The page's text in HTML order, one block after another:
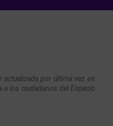
actualizada por última vez en
a los ciudadanos del Espacio